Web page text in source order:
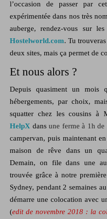
l’occasion de passer par
expérimentée dans nos très
auberge, rendez-vous sur
Hostelworld.com. Tu
deux sites, mais ça permet de
Et nous alors ?
Depuis quasiment un mois
hébergements, par choix,
squatter chez les cousins à
HelpX dansune ferme à 1h
campervan, puis maintenant
maison de rêve dans un
Demain, on file dans une
trouvée grâce à notre
Sydney, pendant 2 semaines
démarre une colocation avec
(edit de novembre 2018 : la